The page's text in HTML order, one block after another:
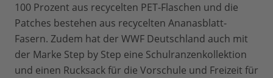
100 Prozent aus recycelten PET-Flaschen und die
Patches bestehen aus recycelten Ananasblatt-
Fasern. Zudem hat der WWF Deutschland auch mit
der Marke Step by Step eine Schulranzenkollektion
und einen Rucksack für die Vorschule und Freizeit für